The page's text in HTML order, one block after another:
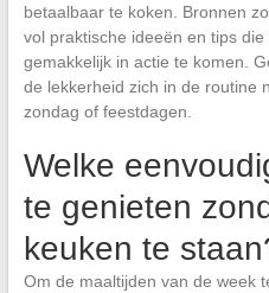
betaalbaar te koken. Bronnen
vol praktische ideeën en tips
gemakkelijk in actie te komen.
de lekkerheid zich in de routine
zondag of feestdagen.
Welke
te genieten
keuken te
Om de maaltijden van de week